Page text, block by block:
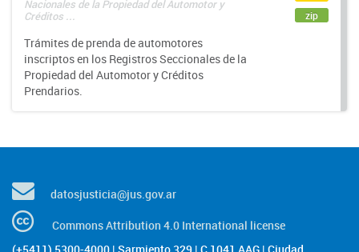
Nacionales de la Propiedad del Automotor y
Créditos ...
Trámites de prenda de automotores
inscriptos en los Registros Seccionales de la
Propiedad del Automotor y Créditos
Prendarios.
zip
datosjusticia@jus.gov.ar
Commons Attribution 4.0 International license